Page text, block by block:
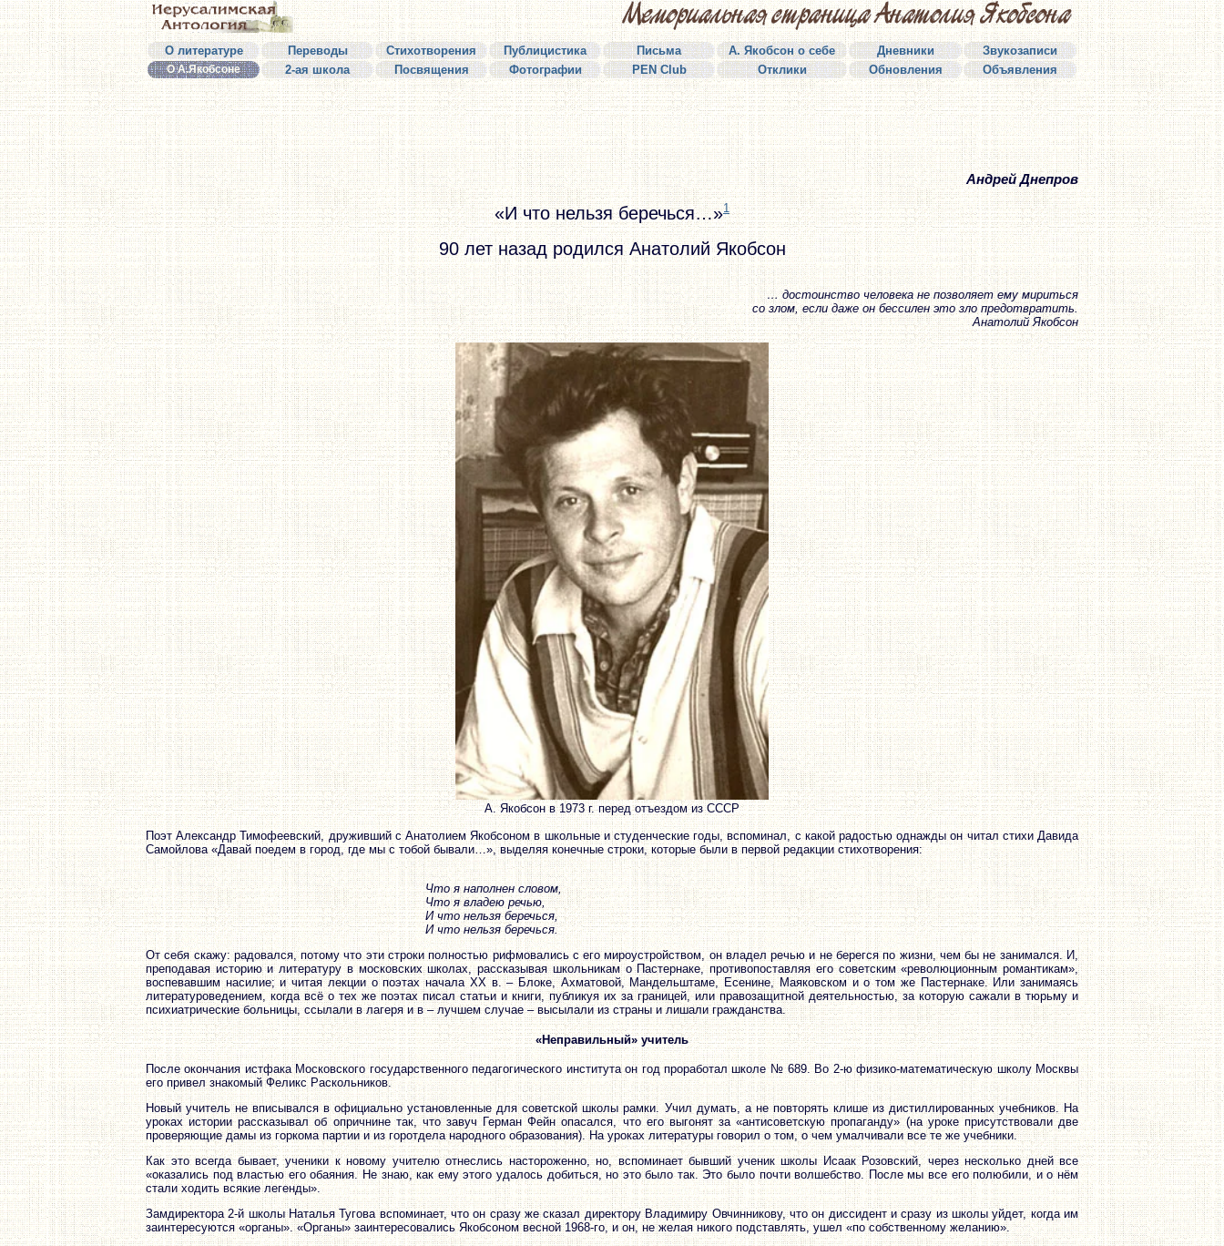
О литературе Переводы Стихотворения Публицистика Письма А. Якобсон о себе Дневники Звукозаписи
О А.Якобсоне 2-ая школа Посвящения Фотографии PEN Club Отклики Обновления Объявления
Андрей Днепров
«И что нельзя беречься…»1
90 лет назад родился Анатолий Якобсон
… достоинство человека не позволяет ему мириться
со злом, если даже он бессилен это зло предотвратить.
А. Якобсон в 1973 г. перед отъездом из СССР
Поэт Александр Тимофеевский, друживший с Анатолием Якобсоном в школьные и студенческие годы, вспоминал, с какой радостью однажды он читал стихи Давида
Самойлова «Давай поедем в город, где мы с тобой бывали…», выделяя конечные строки, которые были в первой редакции стихотворения:
Что я наполнен словом,
Что я владею речью,
И что нельзя беречься,
И что нельзя беречься.
От себя скажу: радовался, потому что эти строки полностью рифмовались с его мироустройством, он владел речью и не берегся по жизни, чем бы не занимался. И,
преподавая историю и литературу в московских школах, рассказывая школьникам о Пастернаке, противопоставляя его советским «революционным романтикам»,
воспевавшим насилие; и читая лекции о поэтах начала XX в. – Блоке, Ахматовой, Мандельштаме, Есенине, Маяковском и о том же Пастернаке. Или занимаясь
литературоведением, когда всё о тех же поэтах писал статьи и книги, публикуя их за границей, или правозащитной деятельностью, за которую сажали в тюрьму и
психиатрические больницы, ссылали в лагеря и в – лучшем случае – высылали из страны и лишали гражданства.
«Неправильный» учитель
После окончания истфака Московского государственного педагогического института он год проработал школе № 689. Во 2-ю физико-математическую школу Москвы
его привел знакомый Феликс Раскольников.
Новый учитель не вписывался в официально установленные для советской школы рамки. Учил думать, а не повторять клише из дистиллированных учебников. На
уроках истории рассказывал об опричнине так, что завуч Герман Фейн опасался, что его выгонят за «антисоветскую пропаганду» (на уроке присутствовали две
проверяющие дамы из горкома партии и из горотдела народного образования). На уроках литературы говорил о том, о чем умалчивали все те же учебники.
Как это всегда бывает, ученики к новому учителю отнеслись настороженно, но, вспоминает бывший ученик школы Исаак Розовский, через несколько дней все
«оказались под властью его обаяния. Не знаю, как ему этого удалось добиться, но это было так. Это было почти волшебство. После мы все его полюбили, и о нём
стали ходить всякие легенды».
Замдиректора 2-й школы Наталья Тугова вспоминает, что он сразу же сказал директору Владимиру Овчинникову, что он диссидент и сразу из школы уйдет, когда им
заинтересуются «органы». «Органы» заинтересовались Якобсоном весной 1968-го, и он, не желая никого подставлять, ушел «по собственному желанию».